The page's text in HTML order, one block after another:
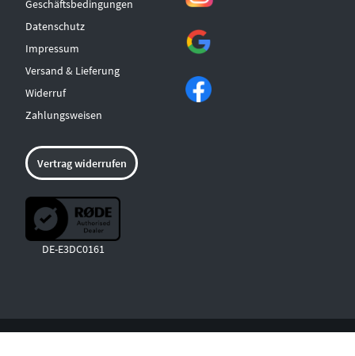
Geschäftsbedingungen
Datenschutz
Impressum
Versand & Lieferung
Widerruf
Zahlungsweisen
Vertrag widerrufen
DE-E3DC0161